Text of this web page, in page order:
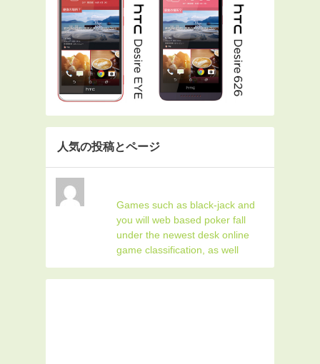
人気の投稿とページ
Games such as black-jack and
you will web based poker fall
under the newest desk online
game classification, as well